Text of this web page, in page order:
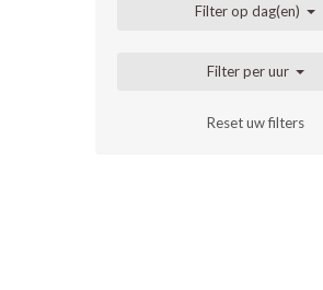
Filter op dag(en)
Filter per uur
Reset uw filters